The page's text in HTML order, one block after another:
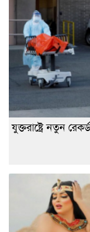
যুক্তরাষ্ট্রে নতুন